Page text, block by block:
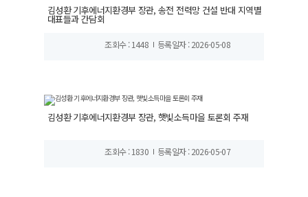
김성환 기후에너지환경부 장관, 송전 전력망 건설 반대 지역별
대표들과 간담회
조회수 : 1448 등록일자 : 2026-05-08
김성환 기후에너지환경부 장관, 햇빛소득마을 토론회 주재
조회수 : 1830 등록일자 : 2026-05-07